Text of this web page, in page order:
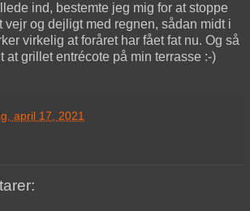
ind, bestemte jeg mig for at stoppe
vejr og dejligt med regnen, sådan midt i
virkelig at foråret har fået fat nu. Og så
at grillet entrécote på min terrasse :-)
april 17, 2021